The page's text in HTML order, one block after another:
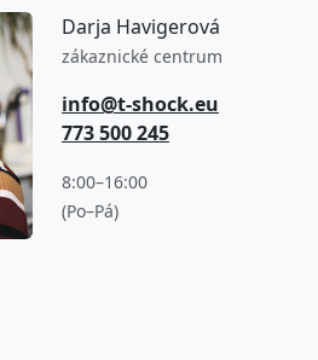
Darja Havigerová
zákaznické centrum
info@t-shock.eu
773 500 245
8:00–16:00
(Po–Pá)